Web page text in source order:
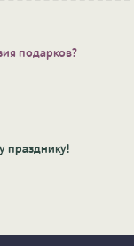
подарков?
празднику!